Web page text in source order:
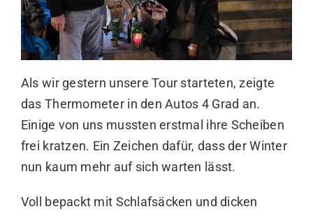
Als wir gestern unsere Tour starteten, zeigte
das Thermometer in den Autos 4 Grad an.
Einige von uns mussten erstmal ihre Scheiben
frei kratzen. Ein Zeichen dafür, dass der Winter
nun kaum mehr auf sich warten lässt.
Voll bepackt mit Schlafsäcken und dicken